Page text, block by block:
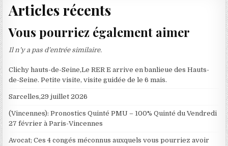
Articles récents
Vous pourriez également aimer
Il n’y a pas d’entrée similaire.
Clichy hauts-de-Seine,Le RER E arrive en banlieue des Hauts-
de-Seine. Petite visite, visite guidée de le 6 mais.
Sarcelles,29 juillet 2026
(Vincennes): Pronostics Quinté PMU – 100% Quinté du Vendredi
27 février à Paris-Vincennes
Avocat; Ces 4 congés méconnus auxquels vous pourriez avoir